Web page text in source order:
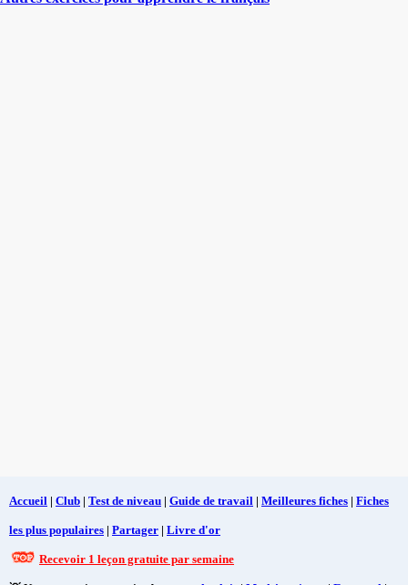
Accueil | Club | Test de niveau | Guide de travail | Meilleures fiches | Fiches
les plus populaires | Partager | Livre d'or
Recevoir 1 leçon gratuite par semaine